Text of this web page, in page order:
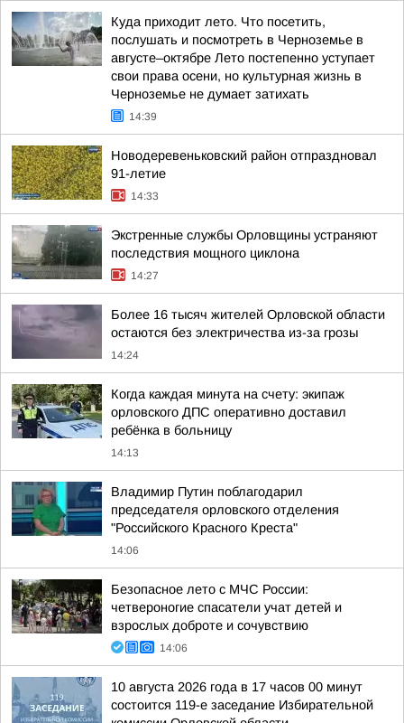
Куда приходит лето. Что посетить,
послушать и посмотреть в Черноземье в
августе–октябре Лето постепенно уступает
свои права осени, но культурная жизнь в
Черноземье не думает затихать
14:39
Новодеревеньковский район отпраздновал
91-летие
14:33
Экстренные службы Орловщины устраняют
последствия мощного циклона
14:27
Более 16 тысяч жителей Орловской области
остаются без электричества из-за грозы
14:24
Когда каждая минута на счету: экипаж
орловского ДПС оперативно доставил
ребёнка в больницу
14:13
Владимир Путин поблагодарил
председателя орловского отделения
"Российского Красного Креста"
14:06
Безопасное лето с МЧС России:
четвероногие спасатели учат детей и
взрослых доброте и сочувствию
14:06
10 августа 2026 года в 17 часов 00 минут
состоится 119-е заседание Избирательной